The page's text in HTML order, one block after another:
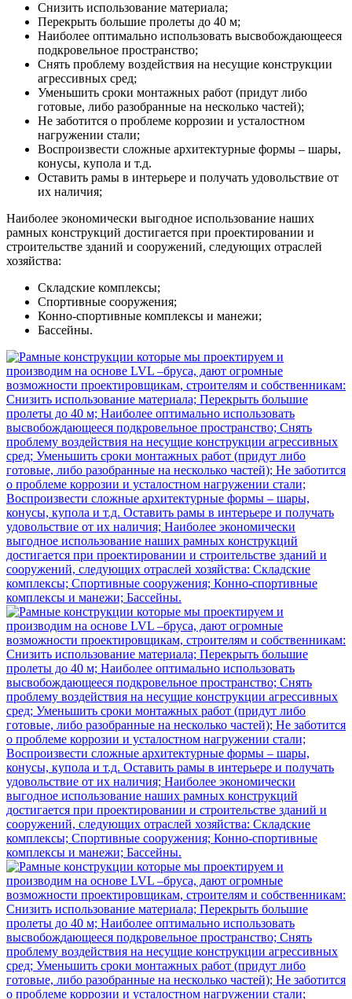
Снизить использование материала;
Перекрыть большие пролеты до 40 м;
Наиболее оптимально использовать высвобождающееся
подкровельное пространство;
Снять проблему воздействия на несущие конструкции
агрессивных сред;
Уменьшить сроки монтажных работ (придут либо
готовые, либо разобранные на несколько частей);
Не заботится о проблеме коррозии и усталостном
нагружении стали;
Воспроизвести сложные архитектурные формы – шары,
конусы, купола и т.д.
Оставить рамы в интерьере и получать удовольствие от
их наличия;
Наиболее экономически выгодное использование наших
рамных конструкций достигается при проектировании и
строительстве зданий и сооружений, следующих отраслей
хозяйства:
Складские комплексы;
Спортивные сооружения;
Конно-спортивные комплексы и манежи;
Бассейны.